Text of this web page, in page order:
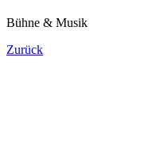
Bühne & Musik
Zurück